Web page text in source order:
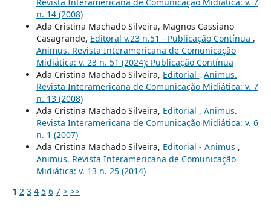
n. 14 (2008)
Ada Cristina Machado Silveira, Magnos Cassiano
Casagrande, Editoral v.23 n.51 - Publicação Contínua ,
Animus. Revista Interamericana de Comunicação
Midiática: v. 23 n. 51 (2024): Publicação Contínua
Ada Cristina Machado Silveira, Editorial , Animus.
Revista Interamericana de Comunicação Midiática: v. 7
n. 13 (2008)
Ada Cristina Machado Silveira, Editorial , Animus.
Revista Interamericana de Comunicação Midiática: v. 6
n. 1 (2007)
Ada Cristina Machado Silveira, Editorial - Animus ,
Animus. Revista Interamericana de Comunicação
Midiática: v. 13 n. 25 (2014)
1 2 3 4 5 6 7 > >>